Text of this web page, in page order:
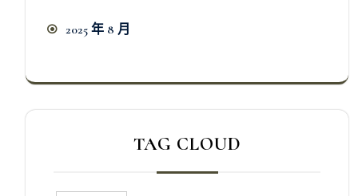
2025 年 8 月
TAG CLOUD